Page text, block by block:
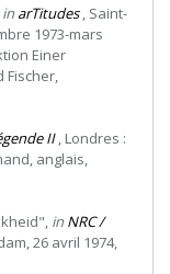
in arTitudes, Saint-
1973-mars
Einer
Fischer,
II, Londres :
anglais,
in NRC /
26 avril 1974,